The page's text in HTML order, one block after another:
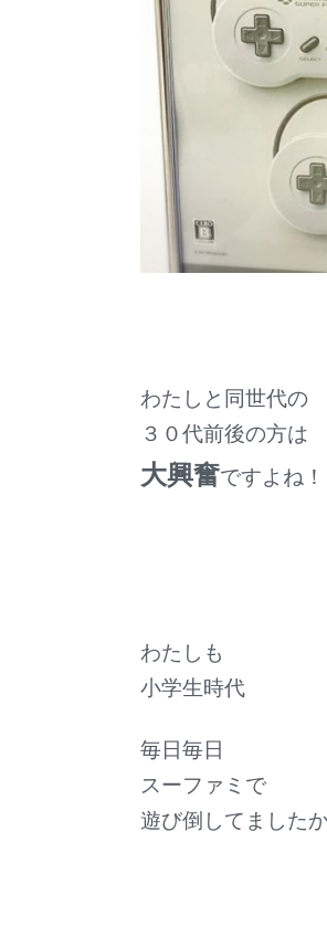
わたしと同世代の
３０代前後の方は
大興奮ですよね！
わたしも
小学生時代
毎日毎日
スーファミで
遊び倒してました